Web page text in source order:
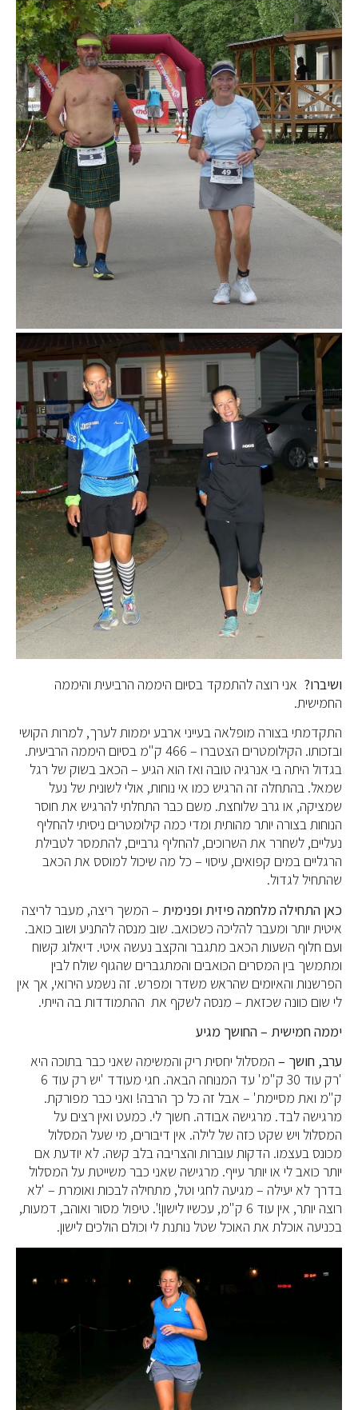
ושיברו? אני רוצה להתמקד בסיום היממה הרביעית והיממה
החמישית.
התקדמתי בצורה מופלאה בעייני ארבע יממות לערך, למרות הקושי
ובזכותו. הקילומטרים הצטברו – 466 ק"מ בסיום היממה הרביעית.
בגדול היתה בי אנרגיה טובה ואז הוא הגיע – הכאב בשוק של רגל
שמאל. בהתחלה זה הרגיש כמו אי נוחות, אולי לשונית של נעל
שמציקה, או גרב שלוחצת. משם כבר התחלתי להרגיש את חוסר
הנוחות בצורה יותר מהותית ומדי כמה קילומטרים ניסיתי להחליף
נעליים, לשחרר את השרוכים, להחליף גרביים, להתמסר לטבילת
הרגליים במים קפואים, עיסוי – כל מה שיכול למוסס את הכאב
שהתחיל לגדול.
כאן התחילה מלחמה פיזית ופנימית – המשך ריצה, מעבר לריצה
איטית יותר ומעבר להליכה כשכואב. שוב מנסה להתניע ושוב כואב.
ועם חלוף השעות הכאב מתגבר והקצב נעשה איטי. דיאלוג קשוח
ומתמשך בין המסרים הכואבים והמתגברים שהגוף שולח לבין
הפרשנות והאיומים שהראש משדר ומפרש. זה נשמע הירואי, אך אין
לי שום כוונה שכזאת – מנסה לשקף את ההתמודדות בה הייתי.
יממה חמישית – החושך מגיע
ערב, חושך – המסלול יחסית ריק והמשימה שאני כבר בתוכה היא
'רק עוד 30 ק"מ' עד המנוחה הבאה. חגי מעודד 'יש רק עוד 6
ק"מ ואת מסיימת' – אבל זה כל כך הרבה! ואני כבר מפורקת.
מרגישה לבד. מרגישה אבודה. חשוך לי. כמעט ואין רצים על
המסלול ויש שקט כזה של לילה. אין דיבורים, מי שעל המסלול
מכונס בעצמו. הדקות עוברות והצריבה בלב קשה. לא יודעת אם
יותר כואב לי או יותר עייף. מרגישה שאני כבר משייטת על המסלול
בדרך לא יעילה – מגיעה לחגי וטל, מתחילה לבכות ואומרת – 'לא
רוצה יותר, אין עוד 6 ק"מ, עכשיו לישון!'. טיפול מסור ואוהב, דמעות,
בכניעה אוכלת את האוכל שטל נותנת לי וכולם הולכים לישון.